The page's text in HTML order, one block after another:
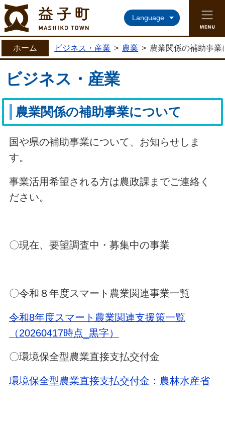
益子町ホームページ
Language
ホーム ビジネス・産業 > 農業 > 農業関係の補助事業
ビジネス・産業
農業関係の補助事業について
国や県の補助事業について、お知らせしま
す。
事業活用希望される方は農政課までご連絡く
ださい。
〇現在、要望調査中・募集中の事業
〇令和８年度スマート農業関連事業一覧
令和8年度スマート農業関連支援策一覧
（20260417時点_黒字）
〇環境保全型農業直接支払交付金
環境保全型農業直接支払交付金：農林水産省